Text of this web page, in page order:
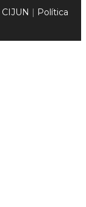
CIJUN | Política